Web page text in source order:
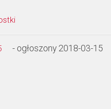
- ogłoszony 2018-03-15